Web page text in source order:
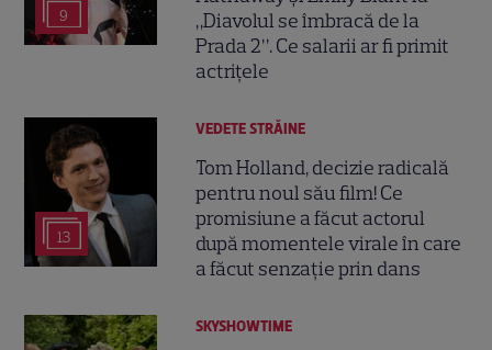
9
„Diavolul se îmbracă de la
Prada 2”. Ce salarii ar fi primit
actrițele
13
VEDETE STRĂINE
Tom Holland, decizie radicală
pentru noul său film! Ce
promisiune a făcut actorul
după momentele virale în care
a făcut senzație prin dans
SKYSHOWTIME